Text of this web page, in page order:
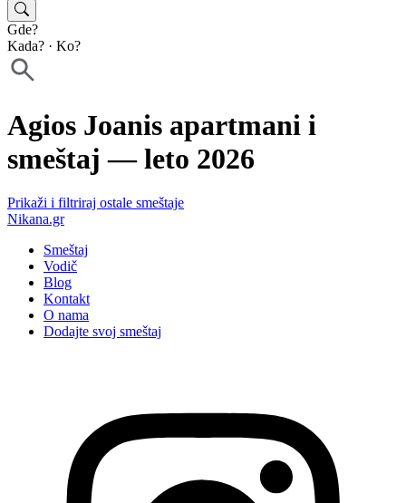
Gde?
Kada? · Ko?
Agios Joanis apartmani i
smeštaj — leto 2026
Prikaži i filtriraj ostale smeštaje
Nikana.gr
Smeštaj
Vodič
Blog
Kontakt
O nama
Dodajte svoj smeštaj